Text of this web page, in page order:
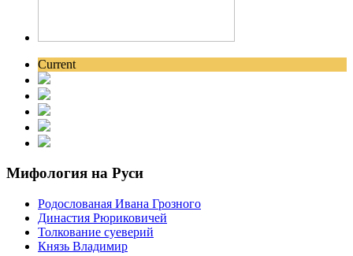
Current
Мифология на Руси
Родослованая Ивана Грозного
Династия Рюриковичей
Толкование суеверий
Князь Владимир